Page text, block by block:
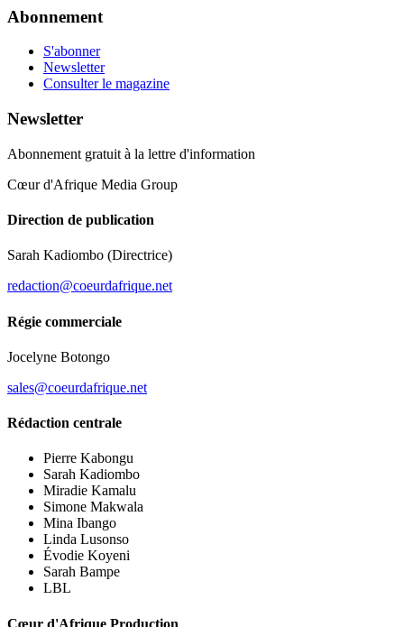
Abonnement
S'abonner
Newsletter
Consulter le magazine
Newsletter
Abonnement gratuit à la lettre d'information
Cœur d'Afrique Media Group
Direction de publication
Sarah Kadiombo (Directrice)
redaction@coeurdafrique.net
Régie commerciale
Jocelyne Botongo
sales@coeurdafrique.net
Rédaction centrale
Pierre Kabongu
Sarah Kadiombo
Miradie Kamalu
Simone Makwala
Mina Ibango
Linda Lusonso
Évodie Koyeni
Sarah Bampe
LBL
Cœur d'Afrique Production